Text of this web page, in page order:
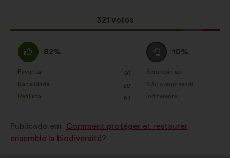
Esta
proposta
321 votos
Concordo
:
82%
em:
Favorita
: 60
vezes
Banalidade
: 29
vezes
Realista
: 63
vezes
Voto
neutro
:
10%
em:
Sem opinião
:vezes
Não compreendi
:vezes
Indiferente
:vezes
Publicado em
Comment protéger et restaurer
ensemble la biodiversité?
ajudar a maximizar o nosso
impacto através das redes sociais